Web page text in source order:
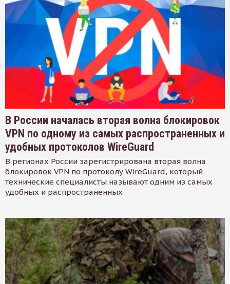
В России началась вторая волна блокировок
VPN по одному из самых распространенных и
удобных протоколов WireGuard
В регионах России зарегистрирована вторая волна
блокировок VPN по протоколу WireGuard, который
технические специалисты называют одним из самых
удобных и распространенных